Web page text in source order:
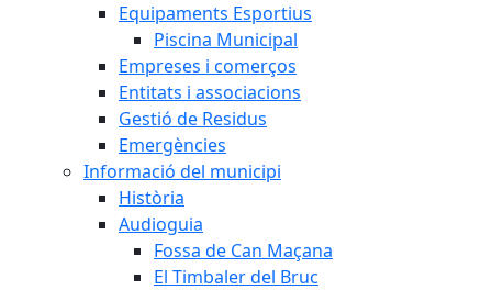
Equipaments Esportius
Piscina Municipal
Empreses i comerços
Entitats i associacions
Gestió de Residus
Emergències
Informació del municipi
Història
Audioguia
Fossa de Can Maçana
El Timbaler del Bruc